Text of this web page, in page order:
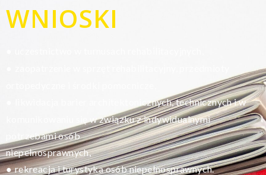
WNIOSKI
likwidacja barier architektonicznych, technicznych i w
komunikowaniu się w związku z indywidualnymi
potrzebami osób
niepełnosprawnych,
●rekreacja i turystyka osób niepełnosprawnych.